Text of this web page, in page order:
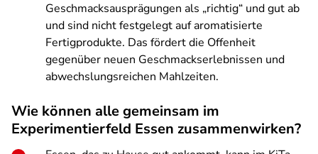
Geschmacksausprägungen als „richtig“ und gut ab
und sind nicht festgelegt auf aromatisierte
Fertigprodukte. Das fördert die Offenheit
gegenüber neuen Geschmackserlebnissen und
abwechslungsreichen Mahlzeiten.
Wie können alle gemeinsam im
Experimentierfeld Essen zusammenwirken?